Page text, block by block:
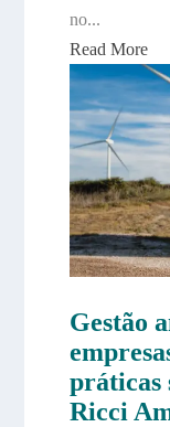
no...
Read More
Gestão
práticas
Ricci